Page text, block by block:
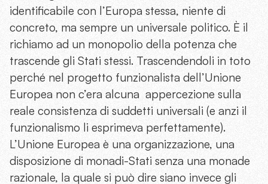
identificabile con l’Europa stessa, niente di
concreto, ma sempre un universale politico. È il
richiamo ad un monopolio della potenza che
trascende gli Stati stessi. Trascendendoli in toto
perché nel progetto funzionalista dell’Unione
Europea non c’era alcuna appercezione sulla
reale consistenza di suddetti universali (e anzi il
funzionalismo li esprimeva perfettamente).
L’Unione Europea è una organizzazione, una
disposizione di monadi-Stati senza una monade
razionale, la quale si può dire siano invece gli